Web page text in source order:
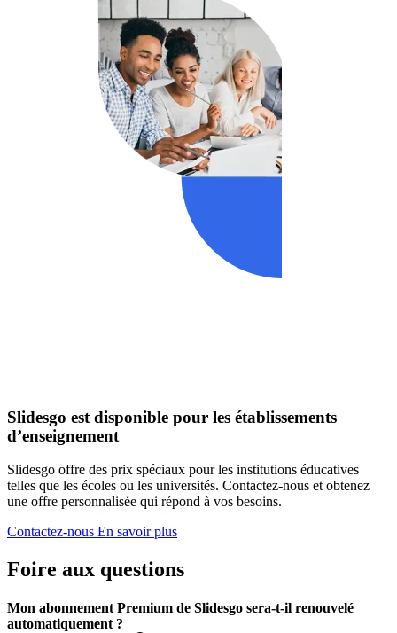
Slidesgo est disponible pour les établissements
d’enseignement
Slidesgo offre des prix spéciaux pour les institutions éducatives
telles que les écoles ou les universités. Contactez-nous et obtenez
une offre personnalisée qui répond à vos besoins.
Contactez-nous En savoir plus
Foire aux questions
Mon abonnement Premium de Slidesgo sera-t-il renouvelé
automatiquement ?